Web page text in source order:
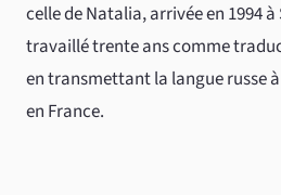
celle de Natalia, arrivée en 1994
travaillé trente ans comme
en transmettant la langue russe
en France.